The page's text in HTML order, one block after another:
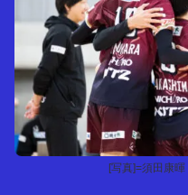
[写真]=須田康